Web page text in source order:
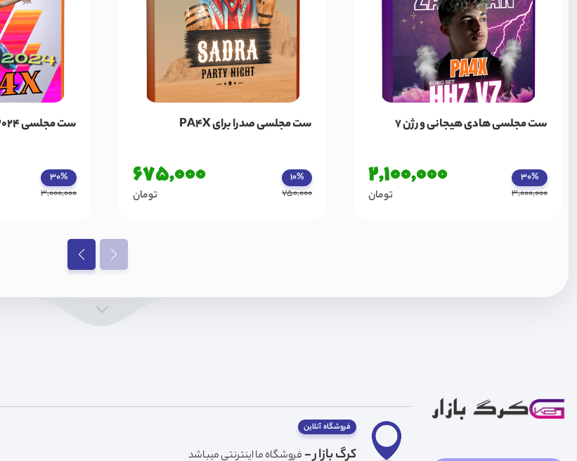
ست مجلسی هادی هیجانی ورژن 7
30%
3,000,000
2,100,000
تومان
ست مجلسی صدرا برای PA4X
10%
750,000
675,000
تومان
ست مجلسی 2024 برای PA4X
30%
3,000,000
فروشگاه آنلاین
کرگ بازار - فروشگاه ما اینترنتی میباشد